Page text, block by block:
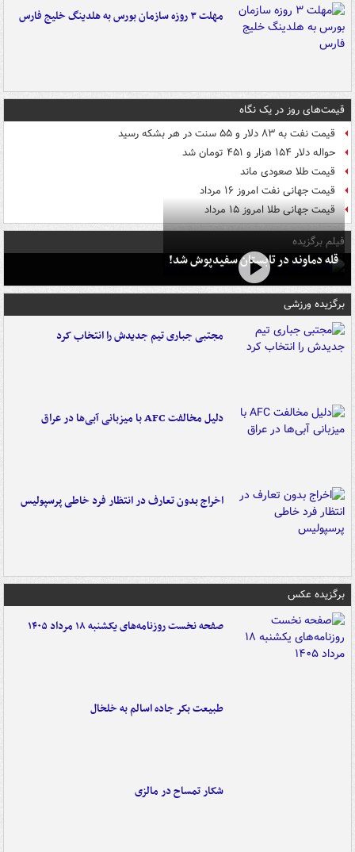
مهلت ۳ روزه سازمان بورس به هلدینگ خلیج فارس
قیمت‌های روز در یک نگاه
قیمت نفت به ۸۳ دلار و ۵۵ سنت در هر بشکه رسید
حواله دلار ۱۵۴ هزار و ۴۵۱ تومان شد
قیمت طلا صعودی ماند
قیمت جهانی نفت امروز ۱۶ مرداد
قیمت جهانی طلا امروز ۱۵ مرداد
فیلم برگزیده
قله دماوند در تابستان سفیدپوش شد!
برگزیده ورزشی
مجتبی جباری تیم جدیدش را انتخاب کرد
دلیل مخالفت AFC با میزبانی آبی‌ها در عراق
اخراج بدون تعارف در انتظار فرد خاطی پرسپولیس
برگزیده عکس
صفحه نخست روزنامه‌های یکشنبه ۱۸ مرداد ۱۴۰۵
طبیعت بکر جاده اسالم به خلخال
شکار تمساح در مالزی